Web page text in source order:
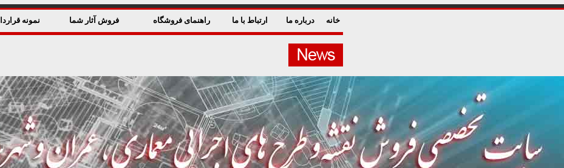
خانه درباره ما ارتباط با ما راهنمای فروشگاه فروش آثار شما نمونه